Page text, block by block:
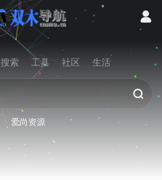
搜索 工具 社区 生活
爱尚资源